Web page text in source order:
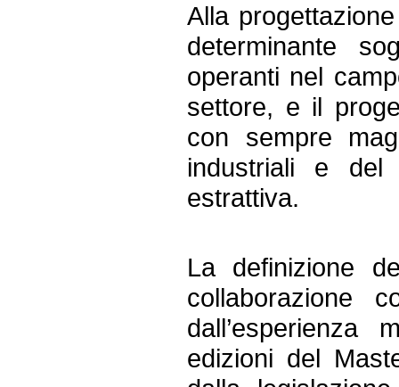
Alla
determinante
operanti nel
settore, e il
con sempre
industriali e del
estrattiva.
La definizione
collaborazione
dall’esperienza
edizioni del